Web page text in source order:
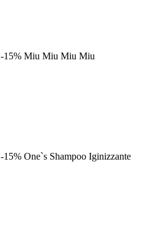
-15% Miu Miu Miu Miu
-15% One`s Shampoo Iginizzante